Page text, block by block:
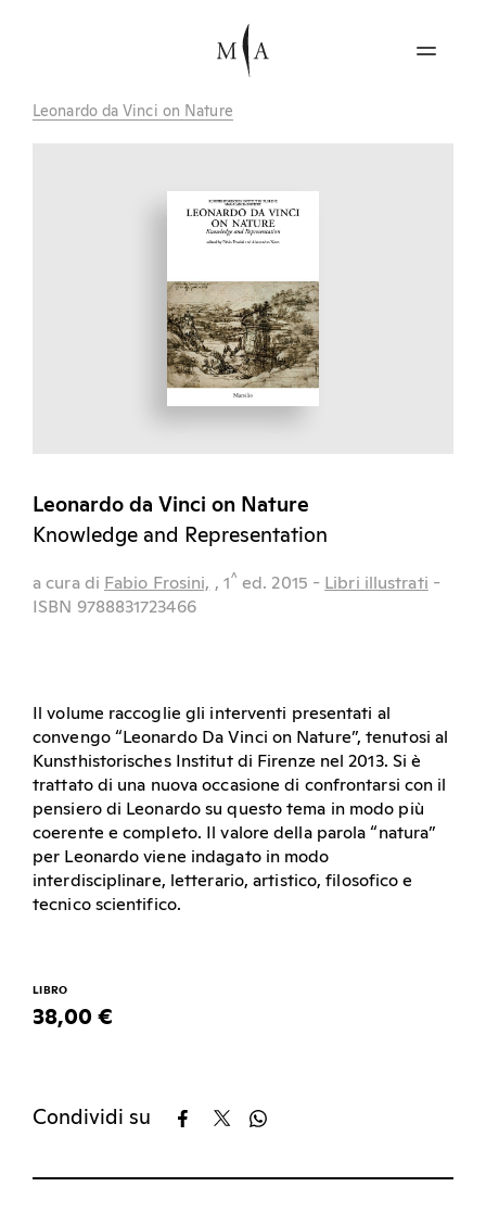
Leonardo da Vinci on Nature
Leonardo da Vinci on Nature
Knowledge and Representation
a cura di Fabio Frosini, , 1^ ed. 2015 - Libri illustrati -
ISBN 9788831723466
Il volume raccoglie gli interventi presentati al
convengo “Leonardo Da Vinci on Nature”, tenutosi al
Kunsthistorisches Institut di Firenze nel 2013. Si è
trattato di una nuova occasione di confrontarsi con il
pensiero di Leonardo su questo tema in modo più
coerente e completo. Il valore della parola “natura”
per Leonardo viene indagato in modo
interdisciplinare, letterario, artistico, filosofico e
tecnico scientifico.
LIBRO
38,00 €
Condividi su